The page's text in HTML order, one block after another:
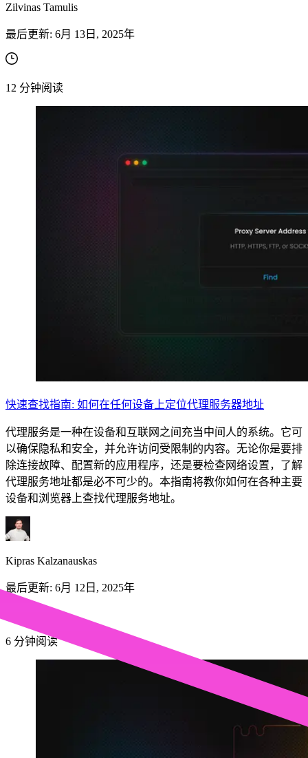
Zilvinas Tamulis
最后更新: 6月 13日, 2025年
12 分钟阅读
快速查找指南: 如何在任何设备上定位代理服务器地址
代理服务是一种在设备和互联网之间充当中间人的系统。它可
以确保隐私和安全，并允许访问受限制的内容。无论你是要排
除连接故障、配置新的应用程序，还是要检查网络设置，了解
代理服务地址都是必不可少的。本指南将教你如何在各种主要
设备和浏览器上查找代理服务地址。
Kipras Kalzanauskas
最后更新: 6月 12日, 2025年
6 分钟阅读